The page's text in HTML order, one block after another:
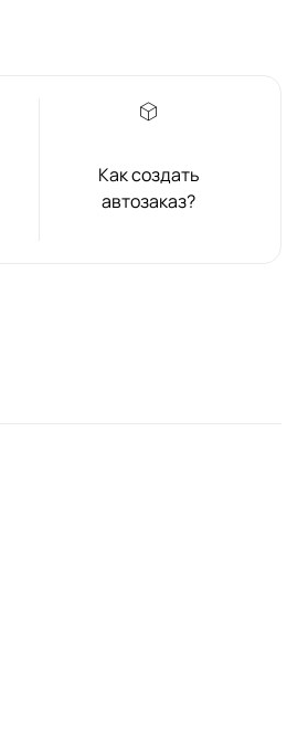
Как создать
автозаказ?